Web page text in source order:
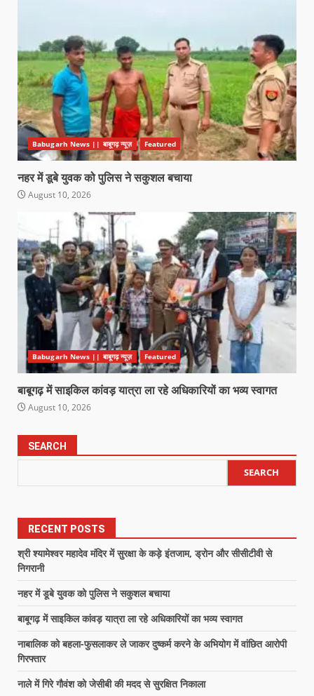
Babugarh News || बाबूगढ़ न्यूज़ Featured
नहर में डूबे युवक को पुलिस ने सकुशल बचाया
August 10, 2026
Babugarh News || बाबूगढ़ न्यूज़ Featured
बाबूगढ़ में साइकिल कांवड़ यात्रा ला रहे अधिकारियों का भव्य स्वागत
August 10, 2026
SEARCH
SEARCH
RECENT POSTS
श्री श्यामेश्वर महादेव मंदिर में सुरक्षा के कड़े इंतजाम, ड्रोन और सीसीटीवी से
निगरानी
नहर में डूबे युवक को पुलिस ने सकुशल बचाया
बाबूगढ़ में साइकिल कांवड़ यात्रा ला रहे अधिकारियों का भव्य स्वागत
नाबालिक को बहला-फुसलाकर ले जाकर दुष्कर्म करने के अभियोग में वांछित आरोपी
गिरफ्तार
नाले में गिरे गौवंश को जेसीबी की मदद से सुरक्षित निकाला